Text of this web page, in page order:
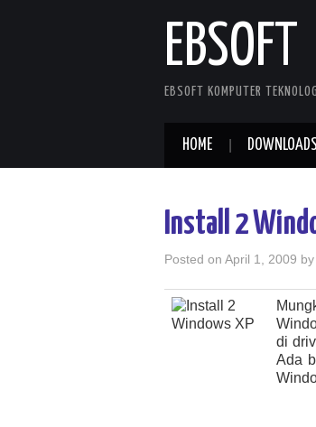
EBSOFT
EBSOFT KOMPUTER TEKNOLOGI
HOME DOWNLOADS
Install 2
Posted on April 1, 2009 by
di
Ada